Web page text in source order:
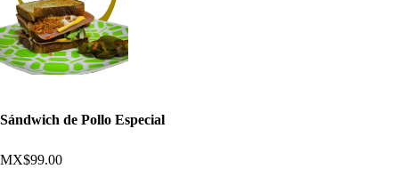
Sándwich de Pollo Especial
MX$99.00